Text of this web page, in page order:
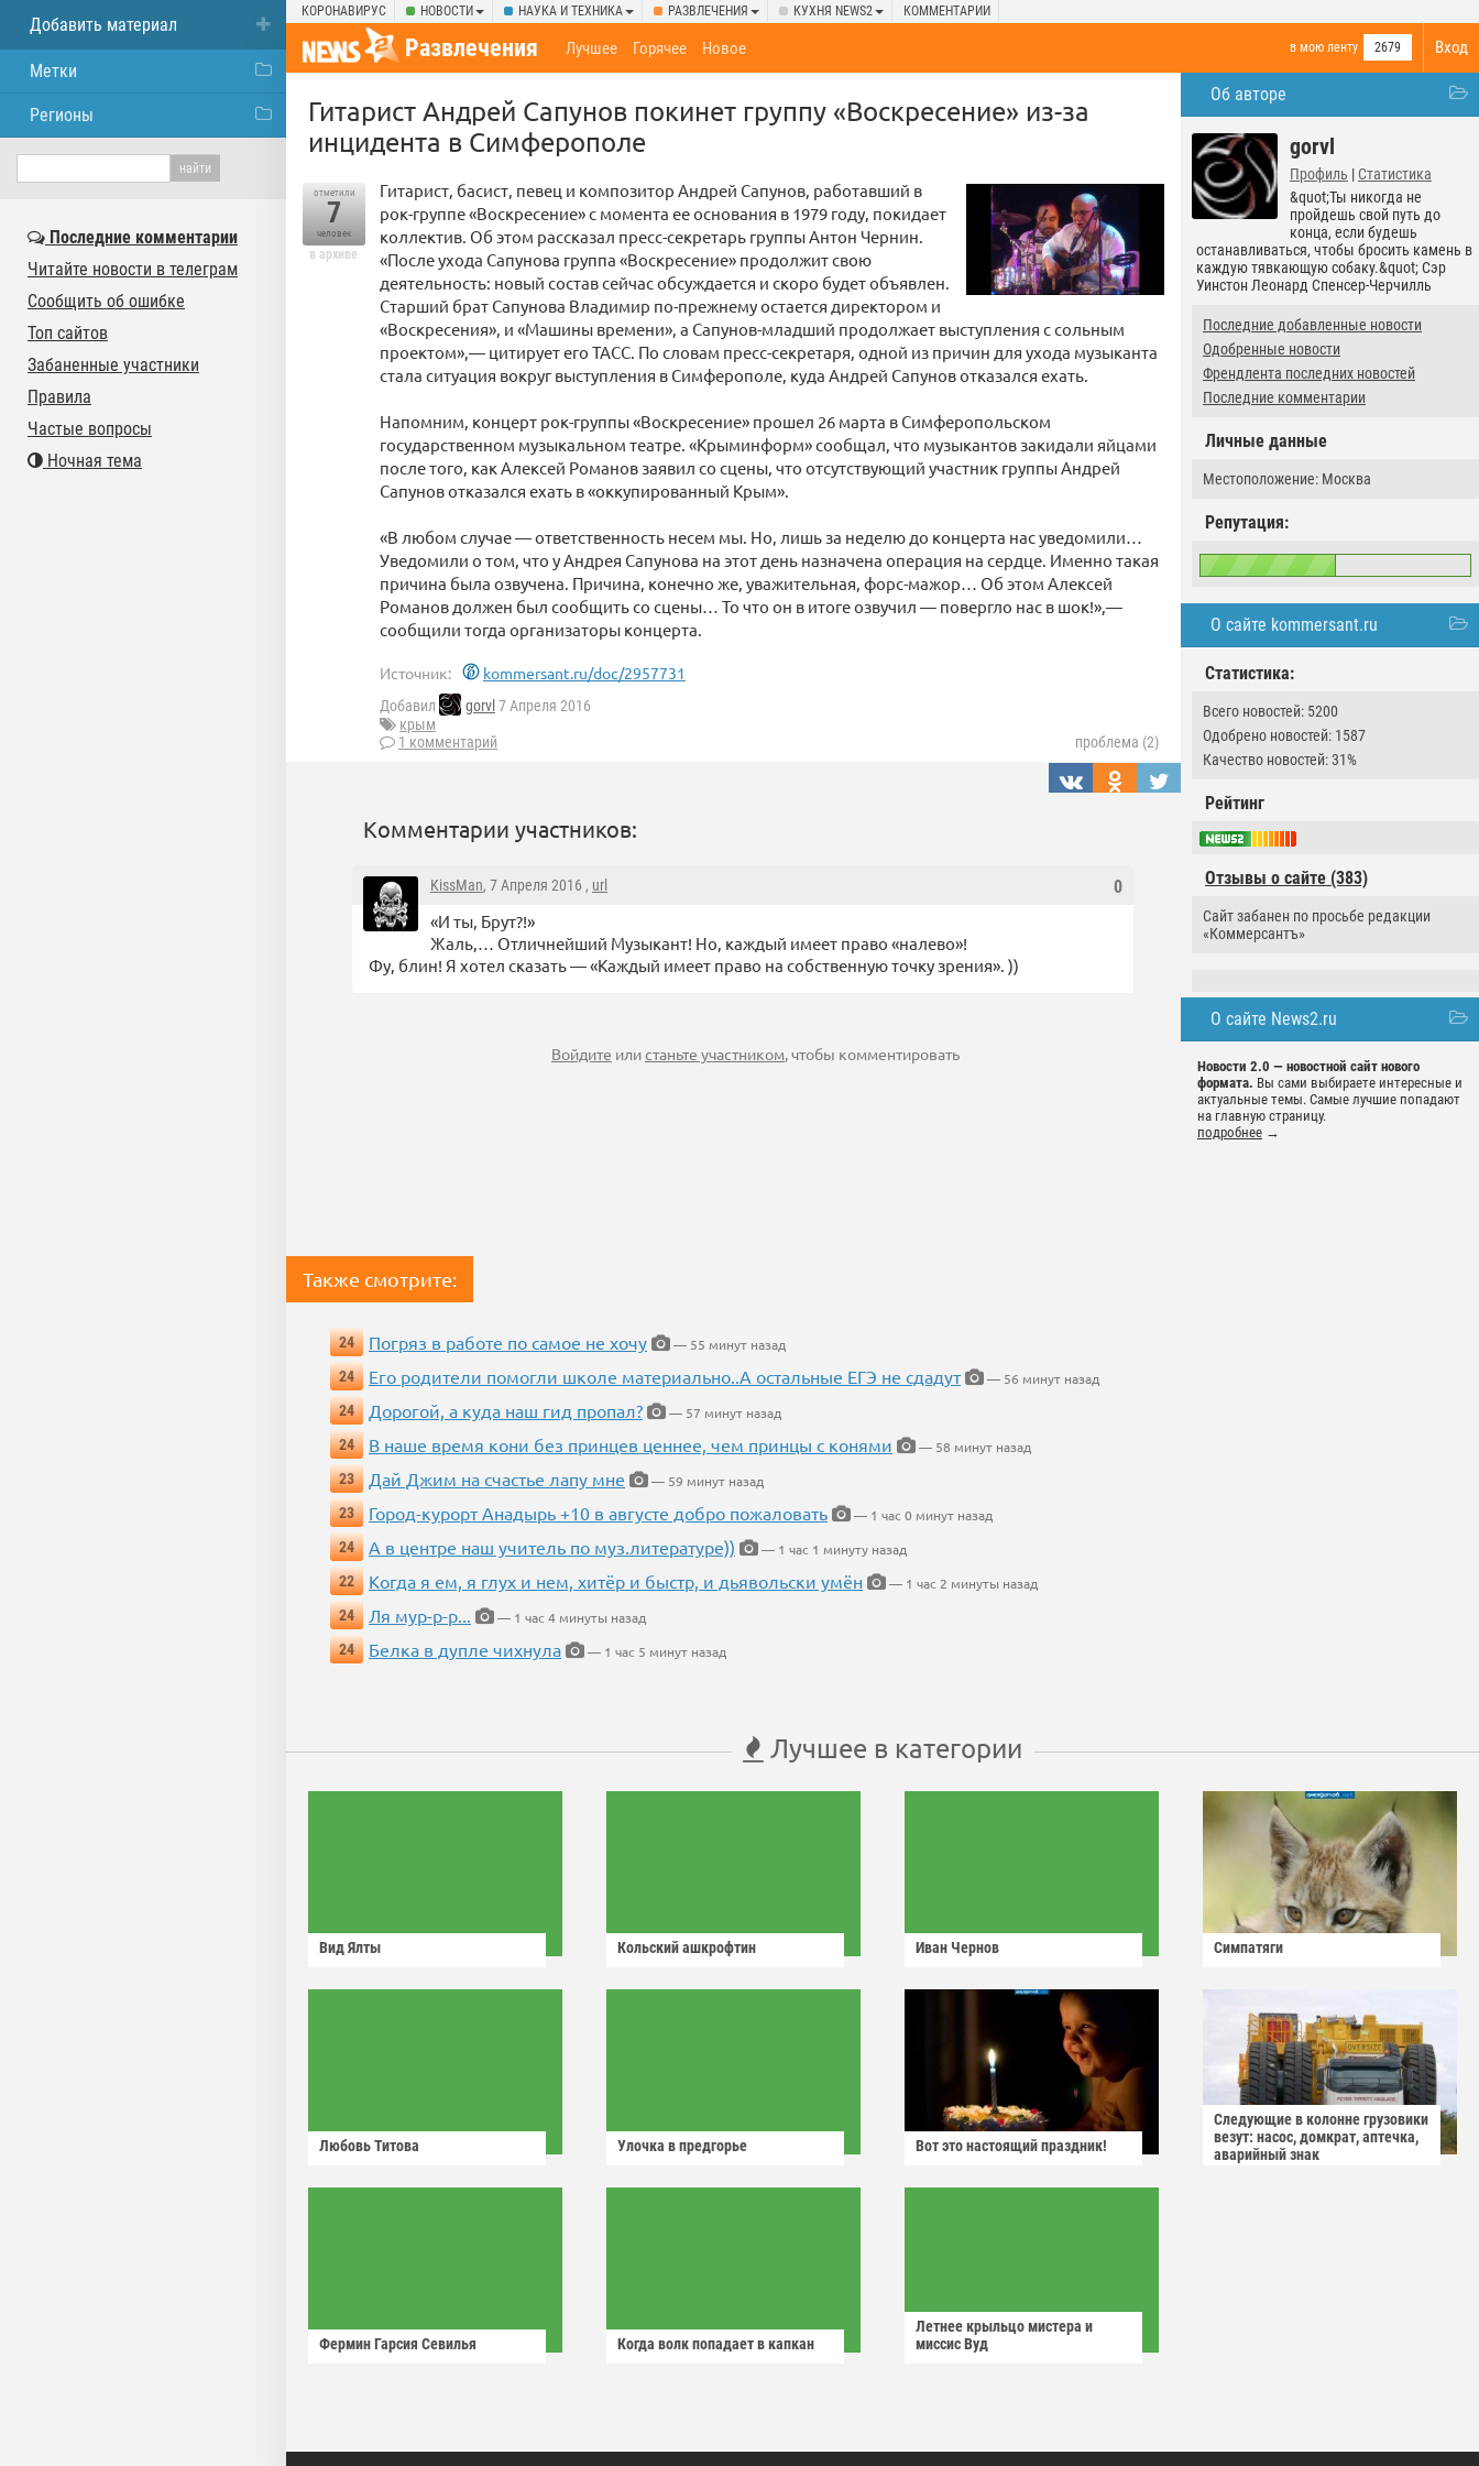
КОРОНАВИРУС НОВОСТИ НАУКА И ТЕХНИКА РАЗВЛЕЧЕНИЯ КУХНЯ NEWS2 КОММЕНТАРИИ
Вход
Развлечения в мою ленту 2679
Лучшее Горячее Новое
Об авторе
gorvl
Профиль | Статистика
&quot;Ты никогда не
пройдешь свой путь до
конца, если будешь
останавливаться, чтобы бросить камень в
каждую тявкающую собаку.&quot; Сэр
Уинстон Леонард Спенсер-Черчилль
Последние добавленные новости
Одобренные новости
Френдлента последних новостей
Последние комментарии
Личные данные
Местоположение: Москва
Репутация:
О сайте kommersant.ru
Статистика:
Всего новостей: 5200
Одобрено новостей: 1587
Качество новостей: 31%
Рейтинг
Отзывы о сайте (383)
Сайт забанен по просьбе редакции
«Коммерсантъ»
О сайте News2.ru
Новости 2.0 — новостной сайт нового
формата. Вы сами выбираете интересные и
актуальные темы. Самые лучшие попадают
на главную страницу.
подробнее →
Гитарист Андрей Сапунов покинет группу «Воскресение» из-за
инцидента в Симферополе
отметили
7
человек
в архиве
Гитарист, басист, певец и композитор Андрей Сапунов, работавший в
рок-группе «Воскресение» с момента ее основания в 1979 году, покидает
коллектив. Об этом рассказал пресс-секретарь группы Антон Чернин.
«После ухода Сапунова группа «Воскресение» продолжит свою
деятельность: новый состав сейчас обсуждается и скоро будет объявлен.
Старший брат Сапунова Владимир по-прежнему остается директором и
«Воскресения», и «Машины времени», а Сапунов-младший продолжает выступления с сольным
проектом»,— цитирует его ТАСС. По словам пресс-секретаря, одной из причин для ухода музыканта
стала ситуация вокруг выступления в Симферополе, куда Андрей Сапунов отказался ехать.
Напомним, концерт рок-группы «Воскресение» прошел 26 марта в Симферопольском
государственном музыкальном театре. «Крыминформ» сообщал, что музыкантов закидали яйцами
после того, как Алексей Романов заявил со сцены, что отсутствующий участник группы Андрей
Сапунов отказался ехать в «оккупированный Крым».
«В любом случае — ответственность несем мы. Но, лишь за неделю до концерта нас уведомили…
Уведомили о том, что у Андрея Сапунова на этот день назначена операция на сердце. Именно такая
причина была озвучена. Причина, конечно же, уважительная, форс-мажор… Об этом Алексей
Романов должен был сообщить со сцены… То что он в итоге озвучил — повергло нас в шок!»,—
сообщили тогда организаторы концерта.
Источник: kommersant.ru/doc/2957731
Добавил gorvl 7 Апреля 2016
крым
1 комментарий
проблема (2)
Комментарии участников:
0
KissMan, 7 Апреля 2016 , url
«И ты, Брут?!»
Жаль,… Отличнейший Музыкант! Но, каждый имеет право «налево»!
Фу, блин! Я хотел сказать — «Каждый имеет право на собственную точку зрения». ))
Войдите илистаньте участником, чтобы комментировать
Также смотрите:
24 Погряз в работе по самое не хочу
— 55 минут назад
24
Его родители помогли школе материально..А остальные ЕГЭ не сдадут
— 56 минут назад
24
Дорогой, а куда наш гид пропал?
— 57 минут назад
24
В наше время кони без принцев ценнее, чем принцы с конями
— 58 минут назад
23
Дай Джим на счастье лапу мне
— 59 минут назад
23
Город-курорт Анадырь +10 в августе добро пожаловать
— 1 час 0 минут назад
24
А в центре наш учитель по муз.литературе))
— 1 час 1 минуту назад
22
Когда я ем, я глух и нем, хитёр и быстр, и дьявольски умён
— 1 час 2 минуты назад
24
Ля мур-р-р...
— 1 час 4 минуты назад
24
Белка в дупле чихнула — 1 час 5 минут назад
Лучшее в категории
Вид Ялты Кольский ашкрофтин Иван Чернов Симпатяги
Любовь Титова Улочка в предгорье Вот это настоящий праздник!
Следующие в колонне грузовики
везут: насос, домкрат, аптечка,
аварийный знак
Фермин Гарсия Севилья Когда волк попадает в капкан
Летнее крыльцо мистера и
миссис Вуд
Добавить материал
Метки
Регионы
Последние комментарии
Читайте новости в телеграм
Сообщить об ошибке
Топ сайтов
Забаненные участники
Правила
Частые вопросы
Ночная тема